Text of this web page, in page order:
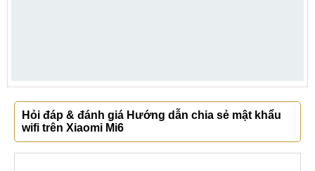
Hỏi đáp & đánh giá Hướng dẫn chia sẻ mật khẩu
wifi trên Xiaomi Mi6